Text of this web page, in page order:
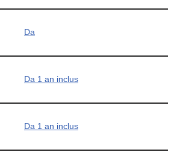
Da
Da 1 an inclus
Da 1 an inclus